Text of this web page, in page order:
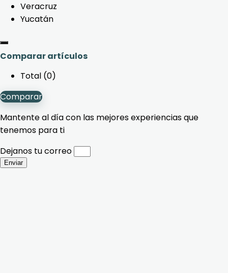
Veracruz
Yucatán
Comparar artículos
Total (0)
Comparar
Mantente al día con las mejores experiencias que
tenemos para ti
Dejanos tu correo
Enviar